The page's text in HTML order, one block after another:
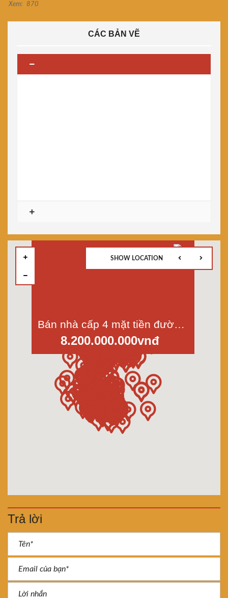
Xem: 870
CÁC BẢN VẼ
Bán nhà cấp 4 mặt tiền đường Võ Văn Kiệt, p.3, quận 6, Dt 5x12m
8.200.000.000vnđ
SHOW LOCATION
Trả lời